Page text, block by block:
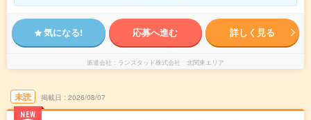
気になる! 応募へ進む 詳しく見る
派遣会社 ランスタッド株式会社 北関東エリア
未読
NEW
掲載日 2026/08/07